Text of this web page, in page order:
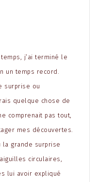
j’ai terminé le
un temps record.
surprise ou
quelque chose de
comprenait pas tout,
mes découvertes.
la grande surprise
circulaires,
lui avoir expliqué